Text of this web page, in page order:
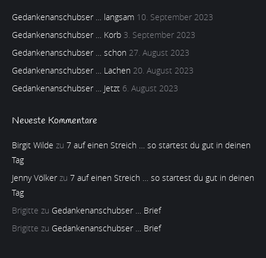
Gedankenanschubser … langsam 10. September 2023
Gedankenanschubser … Korb 3. September 2023
Gedankenanschubser … schon 27. August 2023
Gedankenanschubser … Lachen 20. August 2023
Gedankenanschubser … Jetzt 6. August 2023
Neueste Kommentare
Birgit Wilde zu 7 auf einen Streich … so startest du gut in deinen
Tag
Jenny Völkerzu 7 auf einen Streich … so startest du gut in deinen
Tag
Brigitte zu Gedankenanschubser … Brief
Brigitte zu Gedankenanschubser … Brief